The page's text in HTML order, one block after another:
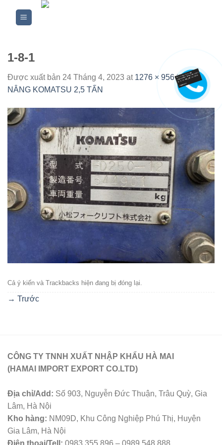
1-8-1
Được xuất bản 24 Tháng 4, 2023 at 1276 × 956inXE
NÂNG KOMATSU 2,5 TẤN
Cả ý kiến ​​và Trackbacks hiện đang bị đóng lại.
→ Trước
CÔNG TY TNNH XUẤT NHẬP KHẨU HÀ MAI
(HAMAI IMPORT EXPORT CO.LTD)
Địa chỉ/Add: Số 903, Nguyễn Đức Thuận, Trâu Quỳ, Gia
Lâm, Hà Nội
Kho hàng: NM09D, Khu Công Nghiệp Phú Thị, Huyện
Gia Lâm, Hà Nội